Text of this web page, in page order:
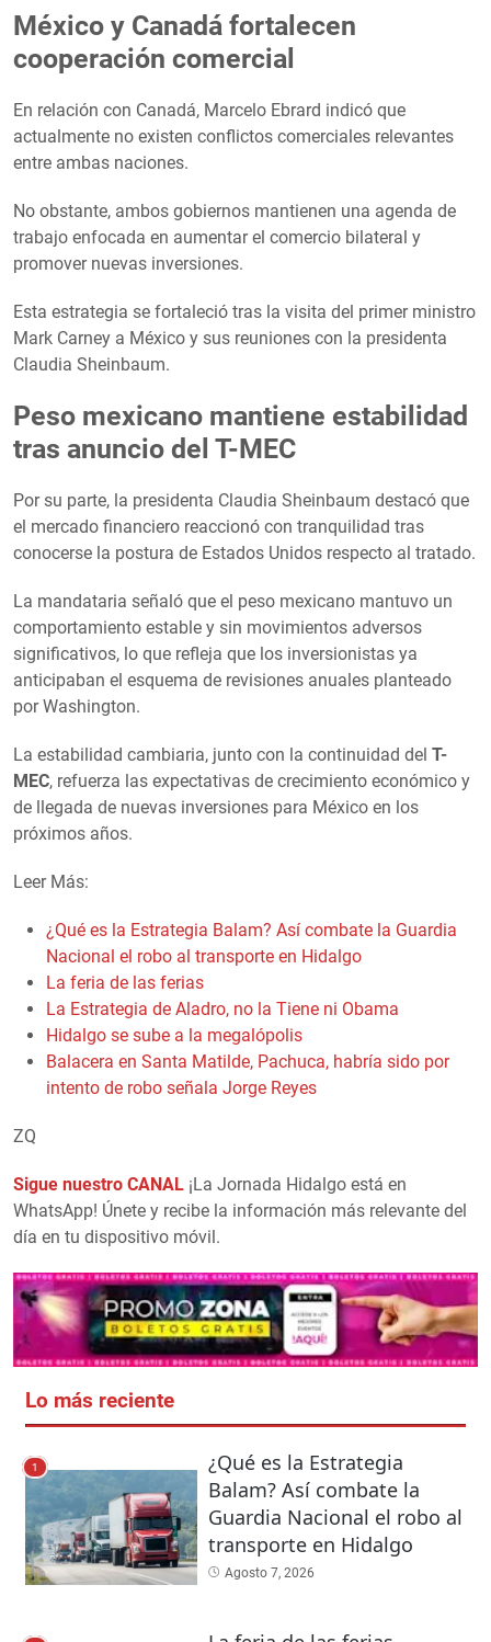
México y Canadá fortalecen
cooperación comercial
En relación con Canadá, Marcelo Ebrard indicó que
actualmente no existen conflictos comerciales relevantes
entre ambas naciones.
No obstante, ambos gobiernos mantienen una agenda de
trabajo enfocada en aumentar el comercio bilateral y
promover nuevas inversiones.
Esta estrategia se fortaleció tras la visita del primer ministro
Mark Carney a México y sus reuniones con la presidenta
Claudia Sheinbaum.
Peso mexicano mantiene estabilidad
tras anuncio del T-MEC
Por su parte, la presidenta Claudia Sheinbaum destacó que
el mercado financiero reaccionó con tranquilidad tras
conocerse la postura de Estados Unidos respecto al tratado.
La mandataria señaló que el peso mexicano mantuvo un
comportamiento estable y sin movimientos adversos
significativos, lo que refleja que los inversionistas ya
anticipaban el esquema de revisiones anuales planteado
por Washington.
La estabilidad cambiaria, junto con la continuidad del T-
MEC, refuerza las expectativas de crecimiento económico y
de llegada de nuevas inversiones para México en los
próximos años.
Leer Más:
¿Qué es la Estrategia Balam? Así combate la Guardia
Nacional el robo al transporte en Hidalgo
La feria de las ferias
La Estrategia de Aladro, no la Tiene ni Obama
Hidalgo se sube a la megalópolis
Balacera en Santa Matilde, Pachuca, habría sido por
intento de robo señala Jorge Reyes
ZQ
Sigue nuestro CANAL ¡La Jornada Hidalgo está en
WhatsApp! Únete y recibe la información más relevante del
día en tu dispositivo móvil.
Lo más reciente
1
¿Qué es la Estrategia
Balam? Así combate la
Guardia Nacional el robo al
transporte en Hidalgo
Agosto 7, 2026